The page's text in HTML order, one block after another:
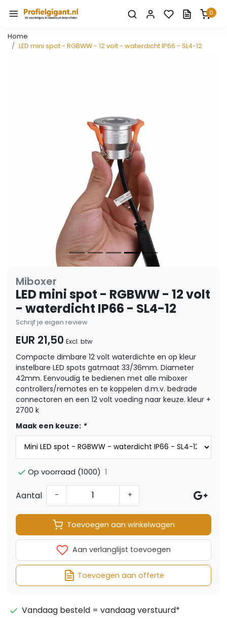
0
Home
LED mini spot - RGBWW - 12 volt - waterdicht IP66 - SL4-12
Miboxer
LED mini spot - RGBWW - 12 volt
- waterdicht IP66 - SL4-12
Schrijf je eigen review
EUR 21,50 Excl. btw
Compacte dimbare 12 volt waterdichte en op kleur
instelbare LED spots gatmaat 33/36mm. Diameter
42mm. Eenvoudig te bedienen met alle miboxer
controllers/remotes en te koppelen d.m.v. bedrade
connectoren en een 12 volt voeding naar keuze. kleur +
2700 k
Maak een keuze: *
Op voorraad (1000) 1
Aantal - +
Toevoegen aan winkelwagen
Aan verlanglijst toevoegen
Toevoegen aan offerte
Vandaag besteld = vandaag verstuurd*